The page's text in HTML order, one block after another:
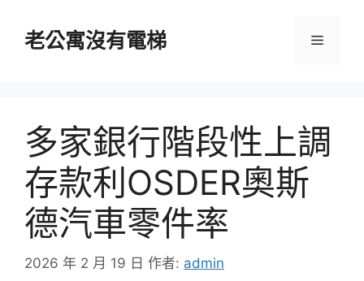
老公寓沒有電梯 選
多家銀行階段性上調
存款利OSDER奧斯
德汽車零件率
2026 年 2 月 19 日 作者: admin